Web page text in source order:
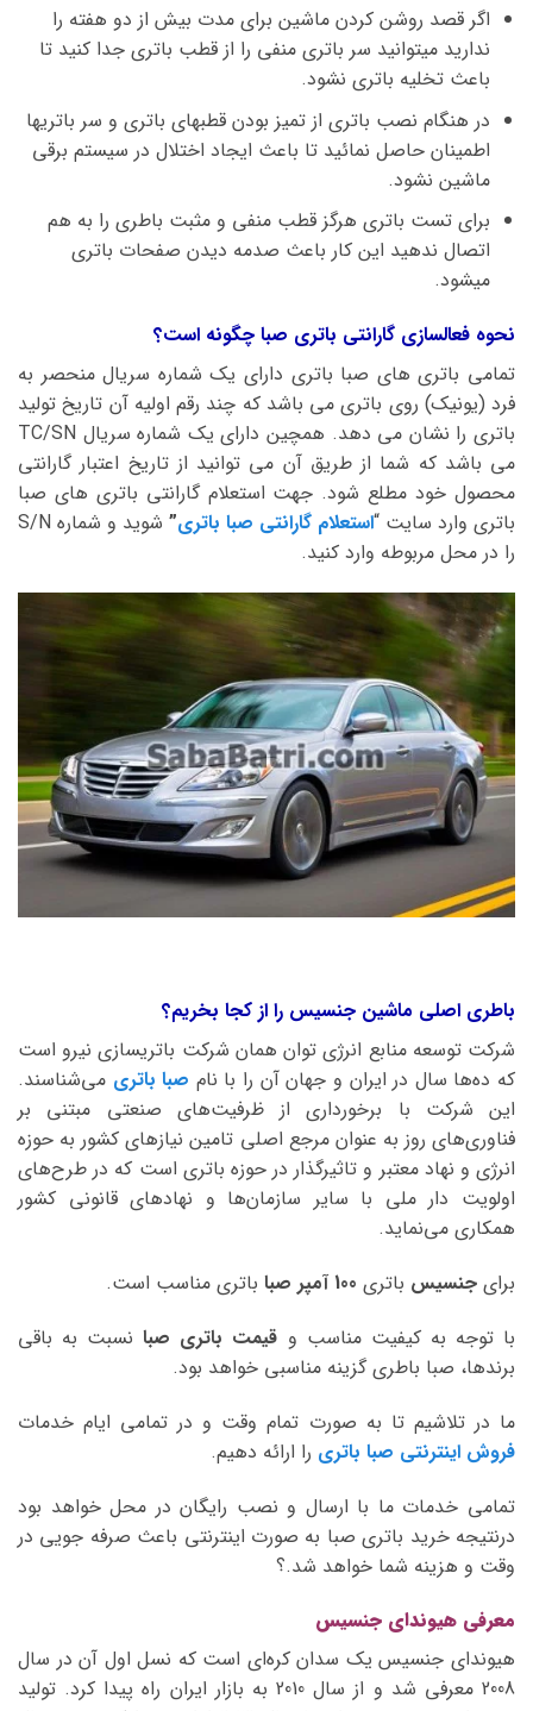
اگر قصد روشن کردن ماشین برای مدت بیش از دو هفته را
ندارید میتوانید سر باتری منفی را از قطب باتری جدا کنید تا
باعث تخلیه باتری نشود.
در هنگام نصب باتری از تمیز بودن قطبهای باتری و سر باتریها
اطمینان حاصل نمائید تا باعث ایجاد اختلال در سیستم برقی
ماشین نشود.
برای تست باتری هرگز قطب منفی و مثبت باطری را به هم
اتصال ندهید این کار باعث صدمه دیدن صفحات باتری
میشود.
نحوه فعالسازی گارانتی باتری صبا چگونه است؟
تمامی باتری های صبا باتری دارای یک شماره سریال منحصر به
فرد (یونیک) روی باتری می باشد که چند رقم اولیه آن تاریخ تولید
باتری را نشان می دهد. همچین دارای یک شماره سریال TC/SN
می باشد که شما از طریق آن می توانید از تاریخ اعتبار گارانتی
محصول خود مطلع شود. جهت استعلام گارانتی باتری های صبا
باتری وارد سایت “استعلام گارانتی صبا باتری”
شوید و شماره S/N
را در محل مربوطه وارد کنید.
باطری اصلی ماشین جنسیس را از کجا بخریم؟
شرکت توسعه منابع انرژی توان همان شرکت باتریسازی نیرو است
که ده‌ها سال در ایران و جهان آن را با نام صبا باتری می‌شناسند.
این شرکت با برخورداری از ظرفیت‌های صنعتی مبتنی بر
فناوری‌های روز به عنوان مرجع اصلی تامین نیازهای کشور به حوزه
انرژی و نهاد معتبر و تاثیرگذار در حوزه باتری است که در طرح‌های
اولویت دار ملی با سایر سازمان‌ها و نهادهای قانونی کشور
همکاری می‌نماید.
برای جنسیس باتری
باتری مناسب است.
با توجه به کیفیت مناسب و قیمت باتری صبانسبت به باقی
برندها، صبا باطری گزینه مناسبی خواهد بود.
ما در تلاشیم تا به صورت تمام وقت و در تمامی ایام خدمات
فروش اینترنتی صبا باتری را ارائه دهیم.
تمامی خدمات ما با ارسال و نصب رایگان در محل خواهد بود
درنتیجه خرید باتری صبا به صورت اینترنتی باعث صرفه جویی در
وقت و هزینه شما خواهد شد.؟
معرفی هیوندای جنسیس
هیوندای جنسیس یک سدان کره‌ای است که نسل اول آن در سال
2008 معرفی شد و از سال 2010 به بازار ایران راه پیدا کرد. تولید